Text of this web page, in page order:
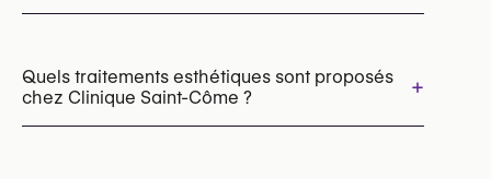
Quels traitements esthétiques sont proposés
chez Clinique Saint-Côme ?
+